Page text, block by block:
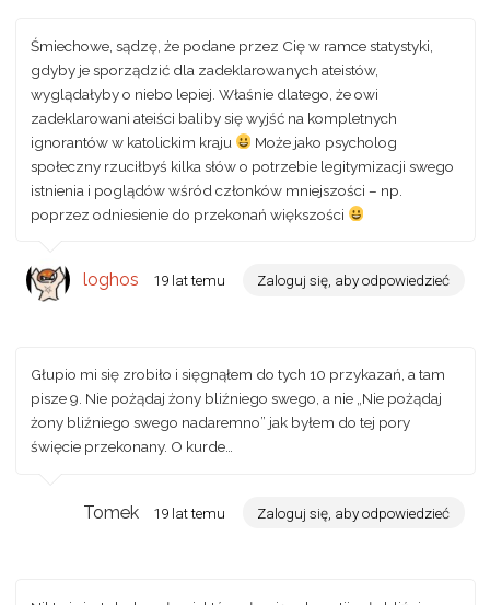
Śmiechowe, sądzę, że podane przez Cię w ramce statystyki,
gdyby je sporządzić dla zadeklarowanych ateistów,
wyglądałyby o niebo lepiej. Właśnie dlatego, że owi
zadeklarowani ateiści baliby się wyjść na kompletnych
ignorantów w katolickim kraju
Może jako psycholog
społeczny rzuciłbyś kilka słów o potrzebie legitymizacji swego
istnienia i poglądów wśród członków mniejszości – np.
poprzez odniesienie do przekonań większości
loghos 19 lat temu Zaloguj się, aby odpowiedzieć
Głupio mi się zrobiło i sięgnąłem do tych 10 przykazań, a tam
pisze 9. Nie pożądaj żony bliźniego swego, a nie „Nie pożądaj
żony bliźniego swego nadaremno” jak byłem do tej pory
święcie przekonany. O kurde…
Tomek 19 lat temu Zaloguj się, aby odpowiedzieć